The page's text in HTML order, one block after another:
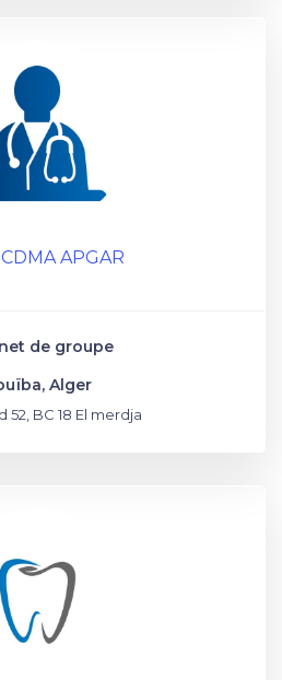
APGAR
de groupe
Alger
52, BC 18 El merdja